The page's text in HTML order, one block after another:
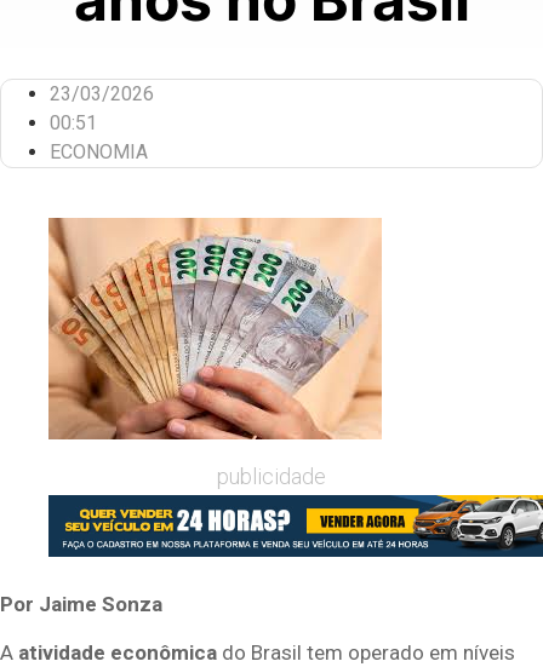
23/03/2026
00:51
ECONOMIA
publicidade
Por Jaime Sonza
A atividade econômica do Brasil tem operado em níveis